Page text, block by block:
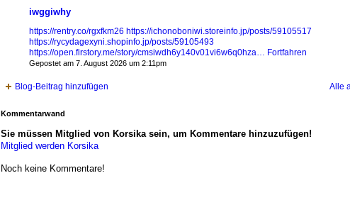
iwggiwhy
https://rentry.co/rgxfkm26 https://ichonoboniwi.storeinfo.jp/posts/59105517
https://rycydagexyni.shopinfo.jp/posts/59105493
https://open.firstory.me/story/cmsiwdh6y140v01vi6w6q0hza…
Fortfahren
Gepostet am 7. August 2026 um 2:11pm
Blog-Beitrag hinzufügen Alle
Kommentarwand
Sie müssen Mitglied von Korsika sein, um Kommentare hinzuzufügen!
Mitglied werden Korsika
Noch keine Kommentare!